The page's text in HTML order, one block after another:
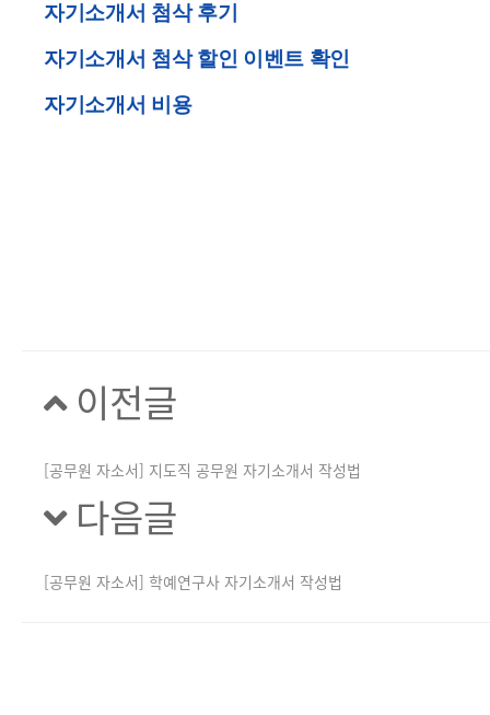
자기소개서 첨삭 후기
자기소개서 첨삭 할인 이벤트 확인
자기소개서 비용
이전글
[공무원 자소서] 지도직 공무원 자기소개서 작성법
다음글
[공무원 자소서] 학예연구사 자기소개서 작성법